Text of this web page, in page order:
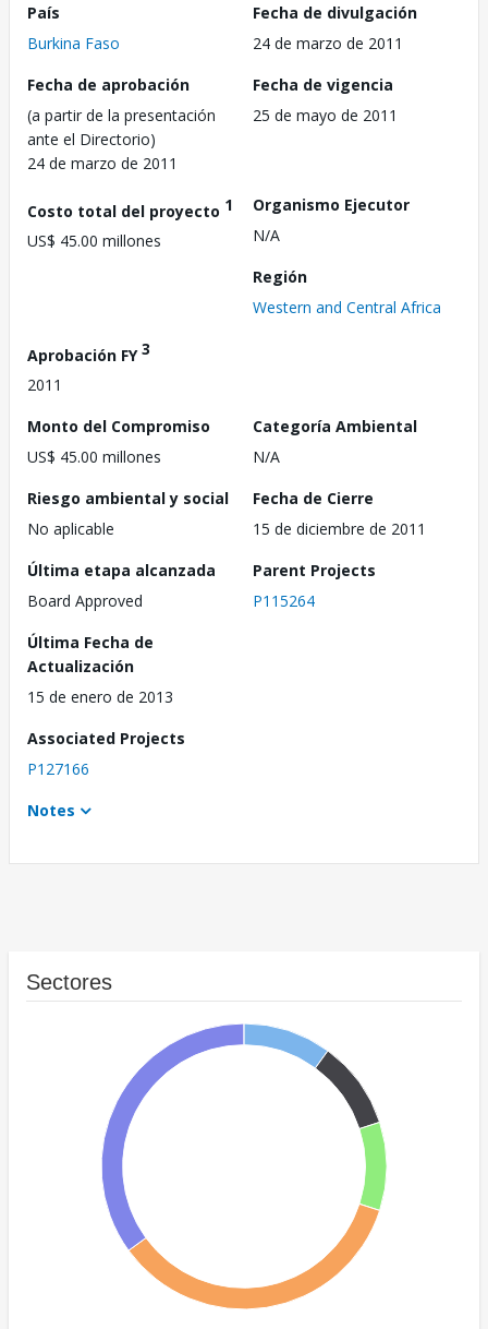
País
Burkina Faso
Fecha de divulgación
24 de marzo de 2011
Fecha de aprobación
(a partir de la presentación
ante el Directorio)
24 de marzo de 2011
Fecha de vigencia
25 de mayo de 2011
Costo total del proyecto 1
US$ 45.00 millones
Organismo Ejecutor
N/A
Región
Western and Central Africa
Aprobación FY3
2011
Monto del Compromiso
US$ 45.00 millones
Categoría Ambiental
N/A
Riesgo ambiental y social
No aplicable
Fecha de Cierre
15 de diciembre de 2011
Última etapa alcanzada
Board Approved
Parent Projects
P115264
Última Fecha de
Actualización
15 de enero de 2013
Associated Projects
P127166
Notes
Sectores